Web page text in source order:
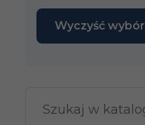
Wyczyść wybór